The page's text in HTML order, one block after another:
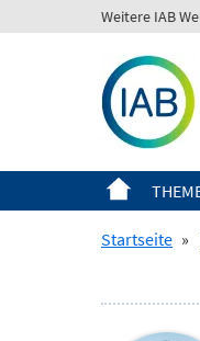
zum
Weitere IAB
Startseite »